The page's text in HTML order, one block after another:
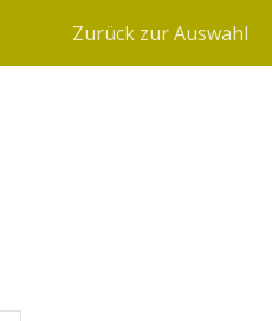
Zurück zur Auswahl